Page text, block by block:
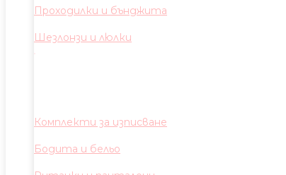
Проходилки и бънджита
Шезлонзи и люлки
Комплекти за изписване
Бодита и бельо